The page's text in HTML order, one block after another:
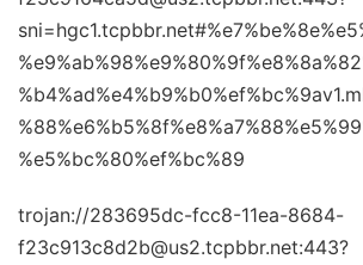
%e5%bc%80%ef%bc%89
trojan://283695dc-fcc8-11ea-8684-
f23c913c8d2b@us2.tcpbbr.net:443?